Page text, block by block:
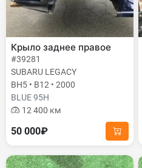
Крыло заднее правое
#39281
SUBARU LEGACY
BH5 • B12 • 2000
BLUE 95H
12 400 км
50 000₽